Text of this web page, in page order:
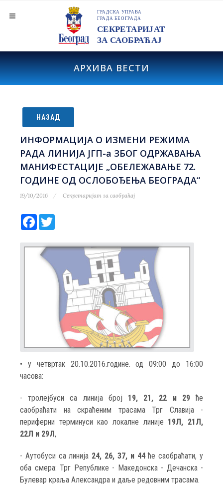
АРХИВА ВЕСТИ
НАЗАД
ИНФОРМАЦИЈА О ИЗМЕНИ РЕЖИМА
РАДА ЛИНИЈА ЈГП-а ЗБОГ ОДРЖАВАЊА
МАНИФЕСТАЦИЈЕ „ОБЕЛЕЖАВАЊЕ 72.
ГОДИНЕ ОД ОСЛОБОЂЕЊА БЕОГРАДА“
19/10/2016 Секретаријат за саобраћај
Facebook
• у четвртак 20.10.2016.године. од 09:00 до 16:00
часова:
- тролејбуси са линија број 19, 21, 22 и 29ће
саобраћати на скраћеним трасама Трг Славија -
периферни терминуси као локалне линије 19Л, 21Л,
22Л и 29Л,
- Аутобуси са линија 24, 26, 37, и 44ће саобраћати, у
оба смера: Трг Републике - Македонска - Дечанска -
Булевар краља Александра и даље редовним трасама.